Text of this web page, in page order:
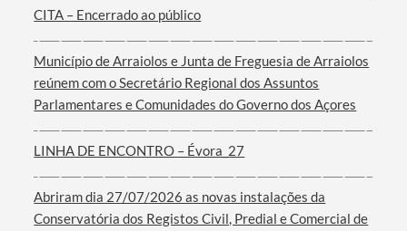
Filtros
CITA – Encerrado ao público
Município de Arraiolos e Junta de Freguesia de Arraiolos
reúnem com o Secretário Regional dos Assuntos
Parlamentares e Comunidades do Governo dos Açores
LINHA DE ENCONTRO – Évora_27
Abriram dia 27/07/2026 as novas instalações da
Conservatória dos Registos Civil, Predial e Comercial de